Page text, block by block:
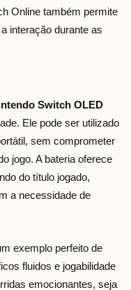
Online também permite
interação durante as
Switch OLED
Ele pode ser utilizado
sem comprometer
jogo. A bateria oferece
do título jogado,
a necessidade de
exemplo perfeito de
fluidos e jogabilidade
emocionantes, seja